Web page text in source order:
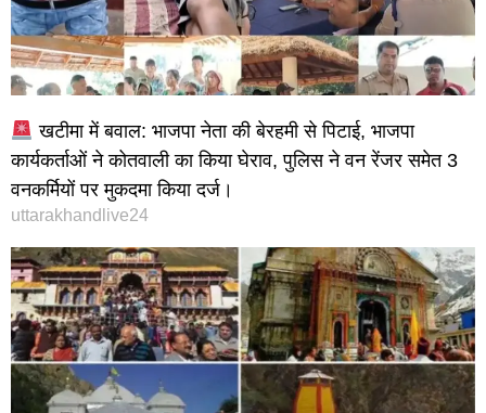
खटीमा में बवाल: भाजपा नेता की बेरहमी से पिटाई, भाजपा
कार्यकर्ताओं ने कोतवाली का किया घेराव, पुलिस ने वन रेंजर समेत 3
वनकर्मियों पर मुकदमा किया दर्ज।
uttarakhandlive24